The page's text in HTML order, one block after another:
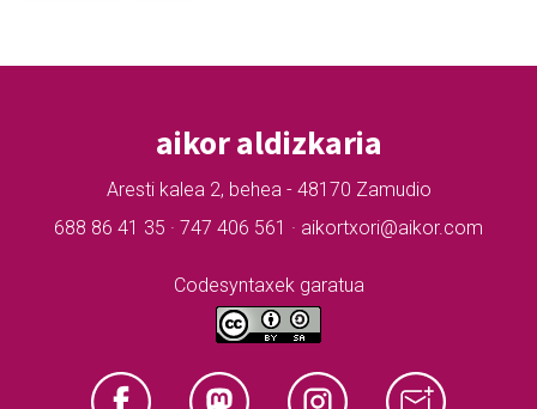
aikor aldizkaria
Aresti kalea 2, behea - 48170 Zamudio
688 86 41 35 · 747 406 561 · aikortxori@aikor.com
Codesyntaxek garatua